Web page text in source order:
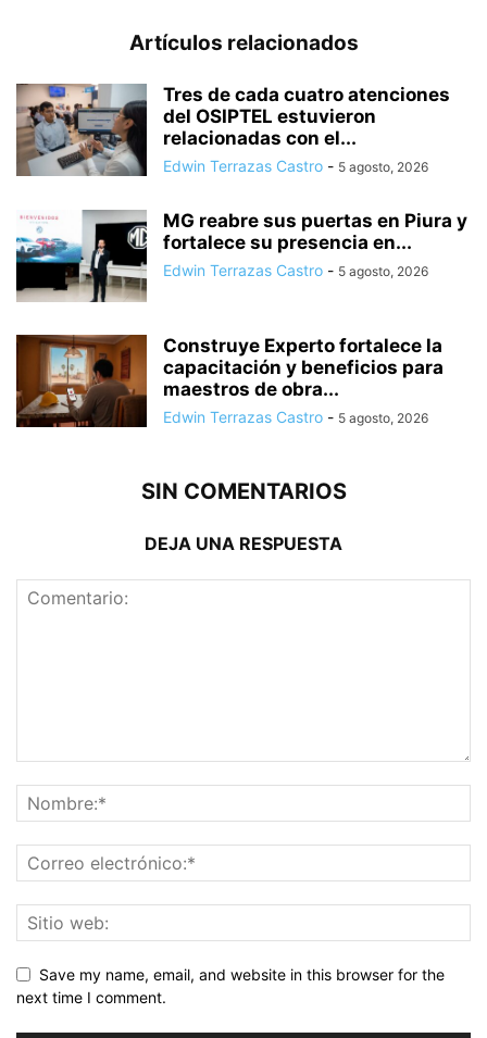
Artículos relacionados
Tres de cada cuatro atenciones
del OSIPTEL estuvieron
relacionadas con el...
Edwin Terrazas Castro - 5 agosto, 2026
MG reabre sus puertas en Piura y
fortalece su presencia en...
Edwin Terrazas Castro - 5 agosto, 2026
Construye Experto fortalece la
capacitación y beneficios para
maestros de obra...
Edwin Terrazas Castro - 5 agosto, 2026
SIN COMENTARIOS
DEJA UNA RESPUESTA
Save my name, email, and website in this browser for the
next time I comment.